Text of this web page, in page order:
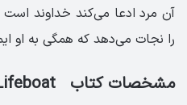
آن مرد ادعا می‌کند خداوند
را نجات می‌دهد که همگی به او
مشخصات کتاب ‏ The Stranger in the Lifeboat‏ ‏ ‏